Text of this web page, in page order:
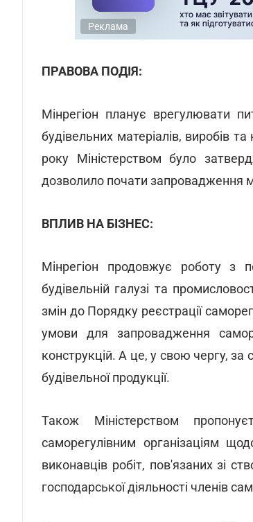
Реклама
ПРАВОВА ПОДІЯ:
Мінрегіон планує врегулювати
будівельних матеріалів, виробів
року Міністерством було
дозволило почати запровадження
ВПЛИВ НА БІЗНЕС:
Мінрегіон продовжує роботу з
будівельній галузі та
змін до Порядку реєстрації
умови для запровадження
конструкцій. А це, у свою чергу, за
будівельної продукції.
Також Міністерством
саморегулівним організаціям
виконавців робіт, пов'язаних зі
господарської діяльності членів